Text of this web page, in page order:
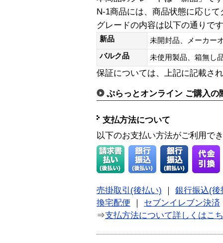
N-1商品には、商品状態に応じ
グレードの内容は以下の通りで
新品
未開封品、メーカー
バルク品
未使用製品、箱無
保証については、上記に記載さ
ぷらっとオンライン ご購入の
支払方法について
以下のお支払い方法がご利用で
売掛取引(後払い)
銀行振込(後
換宅配便
セブンイレブン決済
⇒支払方法について詳しくはこ